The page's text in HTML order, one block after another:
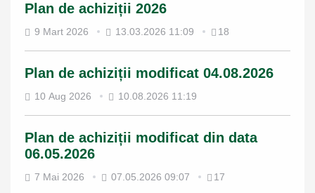
Plan de achiziții 2026
9 Mart 2026 13.03.2026 11:09 18
Plan de achiziții modificat 04.08.2026
10 Aug 2026 10.08.2026 11:19
Plan de achiziții modificat din data
06.05.2026
7 Mai 2026 07.05.2026 09:07 17